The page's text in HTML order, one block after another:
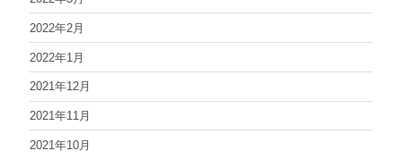
2022年2月
2022年1月
2021年12月
2021年11月
2021年10月